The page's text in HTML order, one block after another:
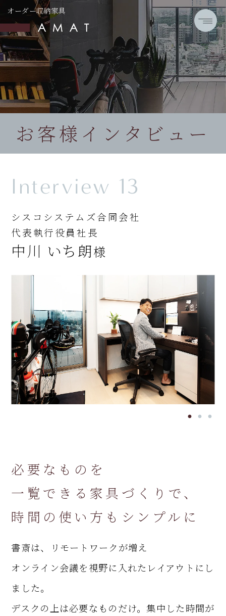
オーダー収納家具
お客様インタビュー
Interview 13
シスコシステムズ合同会社
代表執行役員社長
中川 いち朗様
必要なものを
一覧できる家具づくりで、
時間の使い方もシンプルに
書斎は、リモートワークが増え
オンライン会議を視野に入れたレイアウトにし
ました。
デスクの上は必要なものだけ。集中した時間が